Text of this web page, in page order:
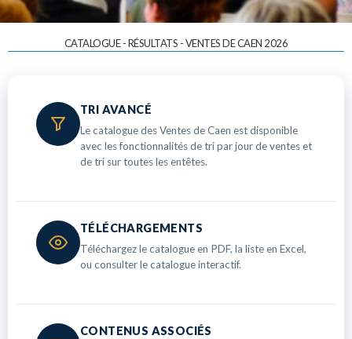
CATALOGUE - RÉSULTATS - VENTES DE CAEN 2026
TRI AVANCÉ
Le catalogue des Ventes de Caen est disponible
avec les fonctionnalités de tri par jour de ventes et
de tri sur toutes les entêtes.
TÉLÉCHARGEMENTS
Téléchargez le catalogue en PDF, la liste en Excel,
ou consulter le catalogue interactif.
CONTENUS ASSOCIÉS